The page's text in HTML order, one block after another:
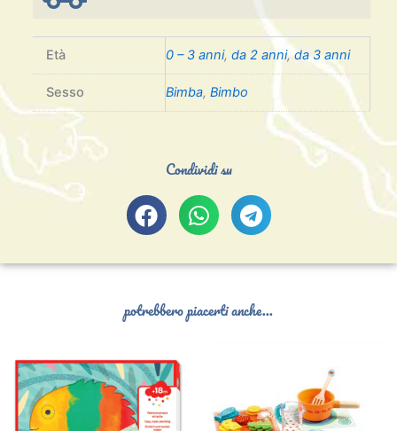
Età 0 – 3 anni, da 2 anni,da 3 anni
Sesso Bimba, Bimbo
Condividi su
potrebbero piacerti anche...